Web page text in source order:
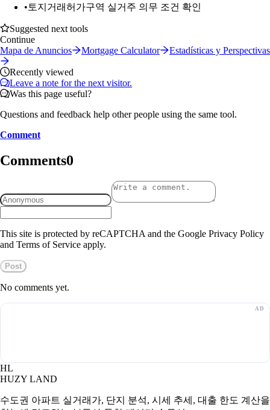
• 토지거래허가구역 실거주 의무 조건 확인
Suggested next tools
Continue
Mapa de Anuncios
Mortgage Calculator Estadísticas y Perspectivas
Recently viewed
Leave a note for the next visitor.
Was this page useful?
Questions and feedback help other people using the same tool.
Comment
Comments0
This site is protected by reCAPTCHA and the Google Privacy Policy
and Terms of Service apply.
Post
No comments yet.
HL
HUZY LAND
수도권 아파트 실거래가, 단지 분석, 시세 추세, 대출 한도 계산을